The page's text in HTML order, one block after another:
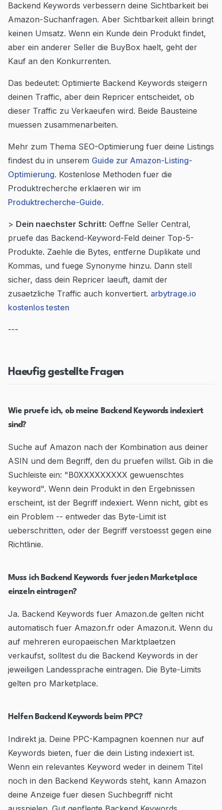
Backend Keywords verbessern deine Sichtbarkeit bei
Amazon-Suchanfragen. Aber Sichtbarkeit allein bringt
keinen Umsatz. Wenn ein Kunde dein Produkt findet,
aber ein anderer Seller die BuyBox haelt, geht der
Kauf an den Konkurrenten.
Das bedeutet: Optimierte Backend Keywords steigern
deinen Traffic, aber dein Repricer entscheidet, ob
dieser Traffic zu Verkaeufen wird. Beide Bausteine
muessen zusammenarbeiten.
Mehr zum Thema SEO-Optimierung fuer deine Listings
findest du in unserem Guide zur Amazon-Listing-
Optimierung. Kostenlose Methoden fuer die
Produktrecherche erklaeren wir im
Produktrecherche-Guide.
> Dein naechster Schritt: Oeffne Seller Central,
pruefe das Backend-Keyword-Feld deiner Top-5-
Produkte. Zaehle die Bytes, entferne Duplikate und
Kommas, und fuege Synonyme hinzu. Dann stell
sicher, dass dein Repricer laeuft, damit der
zusaetzliche Traffic auch konvertiert. arbytrage.io
kostenlos testen
---
Haeufig gestellte Fragen
Wie pruefe ich, ob meine Backend Keywords indexiert
sind?
Suche auf Amazon nach der Kombination aus deiner
ASIN und dem Begriff, den du pruefen willst. Gib in die
Suchleiste ein: "B0XXXXXXXXX gewuenschtes
keyword". Wenn dein Produkt in den Ergebnissen
erscheint, ist der Begriff indexiert. Wenn nicht, gibt es
ein Problem -- entweder das Byte-Limit ist
ueberschritten, oder der Begriff verstoesst gegen eine
Richtlinie.
Muss ich Backend Keywords fuer jeden Marketplace
einzeln eintragen?
Ja. Backend Keywords fuer Amazon.de gelten nicht
automatisch fuer Amazon.fr oder Amazon.it. Wenn du
auf mehreren europaeischen Marktplaetzen
verkaufst, solltest du die Backend Keywords in der
jeweiligen Landessprache eintragen. Die Byte-Limits
gelten pro Marketplace.
Helfen Backend Keywords beim PPC?
Indirekt ja. Deine PPC-Kampagnen koennen nur auf
Keywords bieten, fuer die dein Listing indexiert ist.
Wenn ein relevantes Keyword weder in deinem Titel
noch in den Backend Keywords steht, kann Amazon
deine Anzeige fuer diesen Suchbegriff nicht